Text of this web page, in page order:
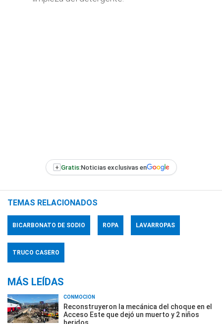
+ Gratis:Noticias exclusivas en
TEMAS RELACIONADOS
BICARBONATO DE SODIO ROPA LAVARROPAS
TRUCO CASERO
MÁS LEÍDAS
CONMOCIÓN
Reconstruyeron la mecánica del choque en el
Acceso Este que dejó un muerto y 2 niños